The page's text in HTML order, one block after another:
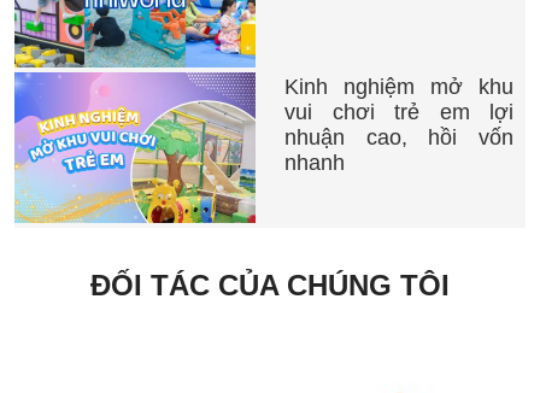
Kinh nghiệm mở khu
vui chơi trẻ em lợi
nhuận cao, hồi vốn
nhanh
ĐỐI TÁC CỦA CHÚNG TÔI